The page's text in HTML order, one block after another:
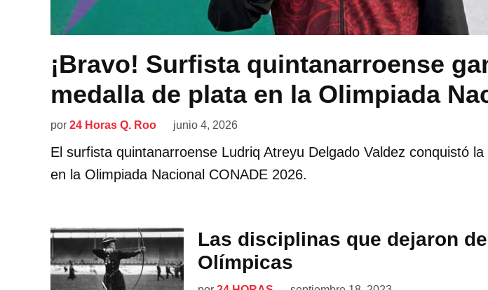
¡Bravo! Surfista quintanarroense
medalla de plata en la Olimpiada
por 24 Horas Q. Roo junio 4, 2026
El surfista quintanarroense Ludriq Atreyu Delgado Valdez conquistó
en la Olimpiada Nacional CONADE 2026.
Las disciplinas que dejaron
Olímpicas